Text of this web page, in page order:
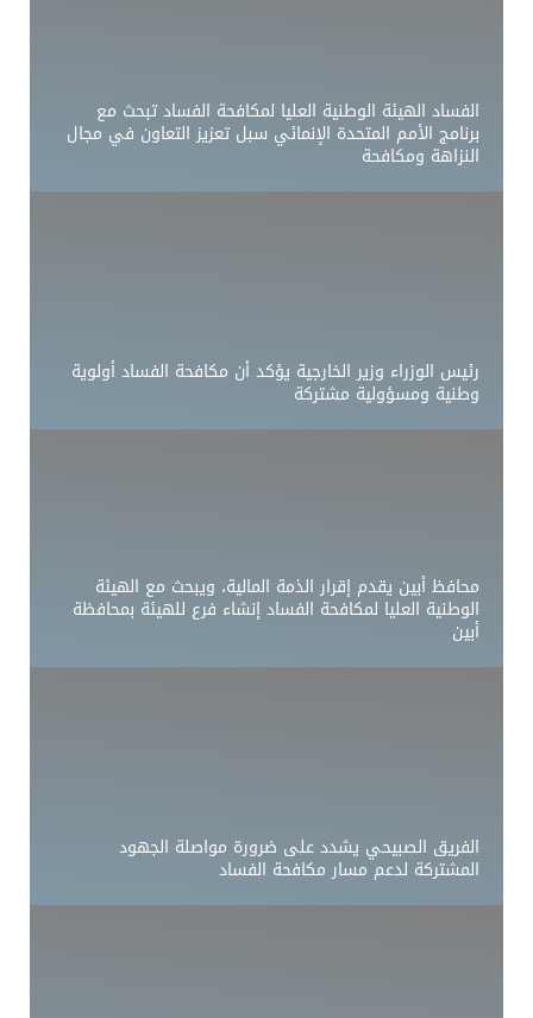
الفساد الهيئة الوطنية العليا لمكافحة الفساد تبحث مع
برنامج الأمم المتحدة الإنمائي سبل تعزيز التعاون في مجال
النزاهة ومكافحة
رئيس الوزراء وزير الخارجية يؤكد أن مكافحة الفساد أولوية
وطنية ومسؤولية مشتركة
محافظ أبين يقدم إقرار الذمة المالية، ويبحث مع الهيئة
الوطنية العليا لمكافحة الفساد إنشاء فرع للهيئة بمحافظة
أبين
الفريق الصبيحي يشدد على ضرورة مواصلة الجهود
المشتركة لدعم مسار مكافحة الفساد